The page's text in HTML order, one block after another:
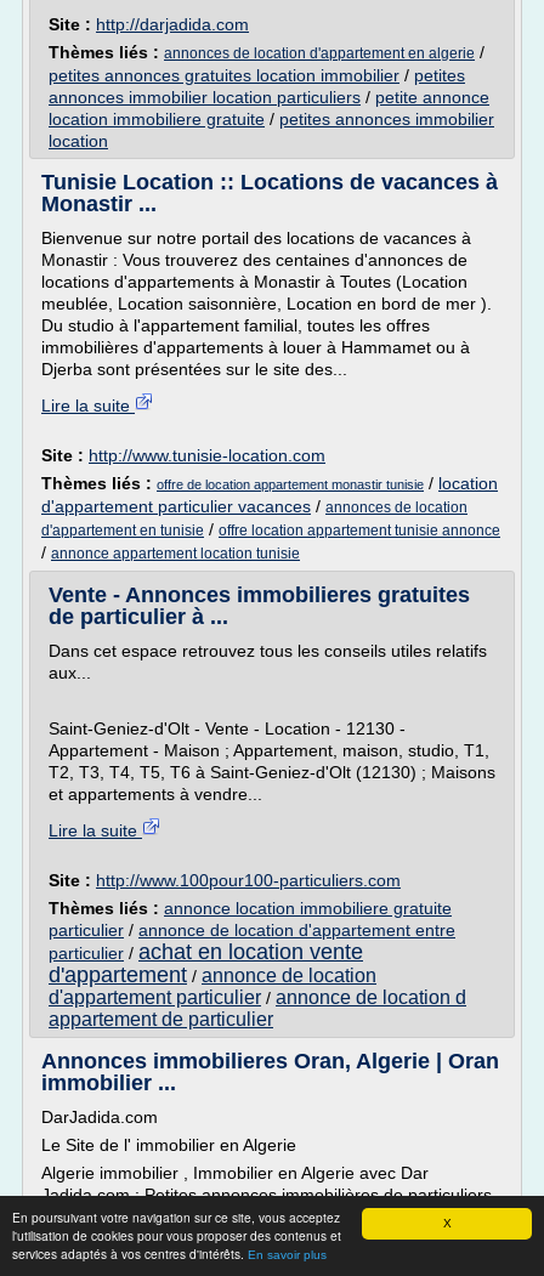
X
En poursuivant votre navigation sur ce site, vous acceptez
l'utilisation de cookies pour vous proposer des contenus et
services adaptés à vos centres d'intérêts. En savoir plus
Site : http://darjadida.com
Thèmes liés : annonces de location d'appartement en algerie /
petites annonces gratuites location immobilier / petites
annonces immobilier location particuliers / petite annonce
location immobiliere gratuite / petites annonces immobilier
location
Tunisie Location :: Locations de vacances à
Monastir ...
Bienvenue sur notre portail des locations de vacances à
Monastir : Vous trouverez des centaines d'annonces de
locations d'appartements à Monastir à Toutes (Location
meublée, Location saisonnière, Location en bord de mer ).
Du studio à l'appartement familial, toutes les offres
immobilières d'appartements à louer à Hammamet ou à
Djerba sont présentées sur le site des...
Lire la suite
Site : http://www.tunisie-location.com
Thèmes liés : offre de location appartement monastir tunisie / location
d'appartement particulier vacances / annonces de location
d'appartement en tunisie / offre location appartement tunisie annonce
/ annonce appartement location tunisie
Vente - Annonces immobilieres gratuites
de particulier à ...
Dans cet espace retrouvez tous les conseils utiles relatifs
aux...
Saint-Geniez-d'Olt - Vente - Location - 12130 -
Appartement - Maison ; Appartement, maison, studio, T1,
T2, T3, T4, T5, T6 à Saint-Geniez-d'Olt (12130) ; Maisons
et appartements à vendre...
Lire la suite
Site : http://www.100pour100-particuliers.com
Thèmes liés : annonce location immobiliere gratuite
particulier / annonce de location d'appartement entre
particulier / achat en location vente
d'appartement / annonce de location
d'appartement particulier / annonce de location d
appartement de particulier
Annonces immobilieres Oran, Algerie | Oran
immobilier ...
DarJadida.com
Le Site de l' immobilier en Algerie
Algerie immobilier , Immobilier en Algerie avec Dar
Jadida.com : Petites annonces immobilières de particuliers
et d'agences immobilieres, immobilier.dz, immobilier-dz
Algerie Immobilier - des maisons, Appartement, à vendre
dans l Algerie : nombreuses...